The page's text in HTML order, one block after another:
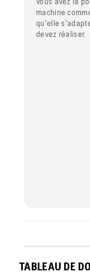
machine
qu'elle
devez réaliser.
TABLEAU DE